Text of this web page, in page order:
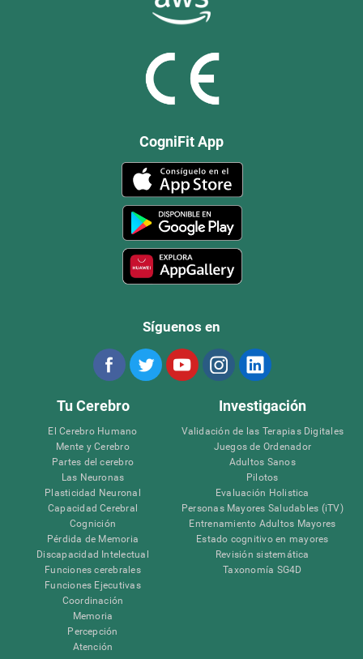
CogniFit App
Síguenos en
Tu Cerebro
El Cerebro Humano
Mente y Cerebro
Partes del cerebro
Las Neuronas
Plasticidad Neuronal
Capacidad Cerebral
Cognición
Pérdida de Memoria
Discapacidad Intelectual
Funciones cerebrales
Funciones Ejecutivas
Coordinación
Memoria
Percepción
Atención
Investigación
Validación de las Terapias Digitales
Juegos de Ordenador
Adultos Sanos
Pilotos
Evaluación Holistica
Personas Mayores Saludables (iTV)
Entrenamiento Adultos Mayores
Estado cognitivo en mayores
Revisión sistemática
Taxonomía SG4D